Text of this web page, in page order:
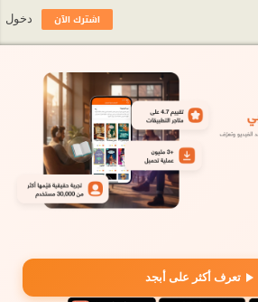
تعرف أكثر على أبجد
اشترك الآن دخول